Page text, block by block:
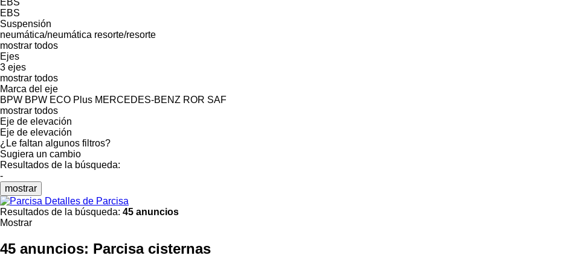
EBS
Suspensión
neumática/neumática resorte/resorte
mostrar todos
Ejes
3 ejes
mostrar todos
Marca del eje
BPW BPW ECO Plus MERCEDES-BENZ ROR SAF
mostrar todos
Eje de elevación
Eje de elevación
¿Le faltan algunos filtros?
Sugiera un cambio
Resultados de la búsqueda:
-
mostrar
Detalles de Parcisa
Resultados de la búsqueda: 45 anuncios
Mostrar
45 anuncios: Parcisa cisternas